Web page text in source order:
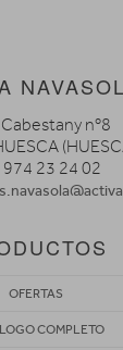
nº8
974 23 24 02
OFERTAS
COMPLETO